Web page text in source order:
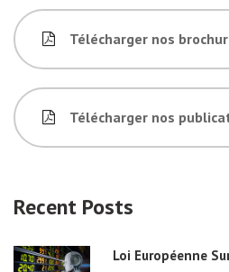
Télécharger nos
Télécharger nos
Recent Posts
Loi Européenne